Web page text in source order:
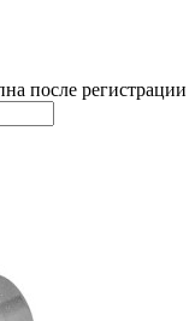
после регистрации